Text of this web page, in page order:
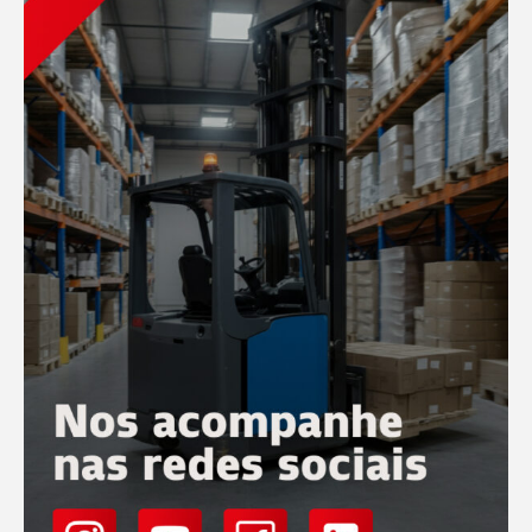
Conferir
Conferir
20 Maio
Como escolher o tipo certo de empilhadeiras para
uma operação de médio p...
Escolher o equipamento ideal para a movimentação de
materiais é um dos pilares da eficiência logística. Em